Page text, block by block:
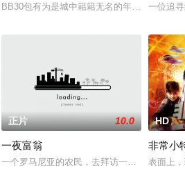
汇将上演一场可能关连自己“时俗讽刺剧”，
BB30包有为是城中籍籍无名的年青律师,为
一位追
课的时候遗精，由此萌发了性意识。圣市
正片 10.0
一夜富翁
一个罗马尼亚的农民，去拜访一位在黑海里
HD
非常小
表面上